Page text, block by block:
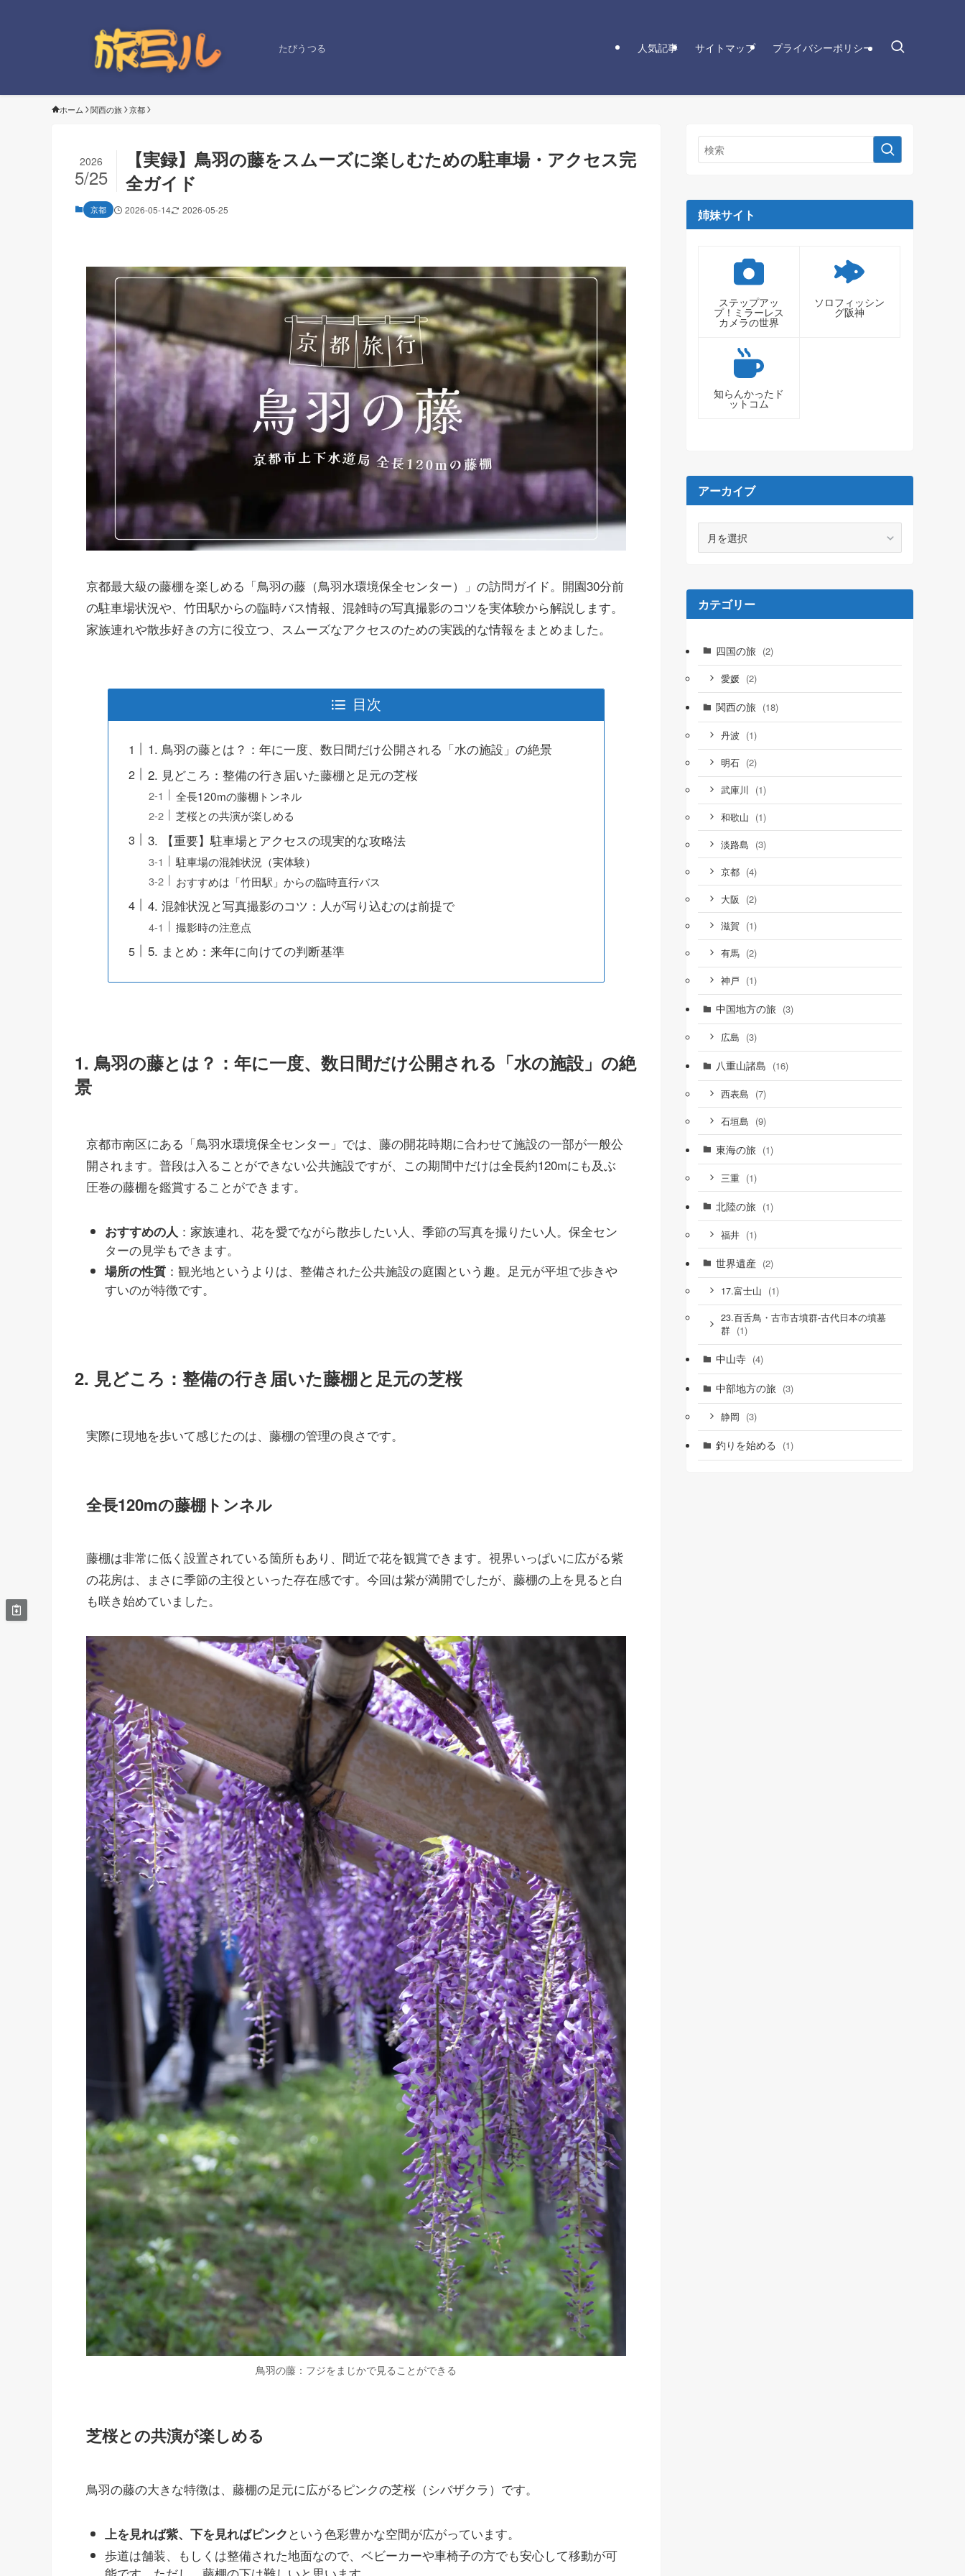
たびうつる 人気記事 サイトマップ プライバシーポリシー
ホーム 関西の旅 京都
【実録】鳥羽の藤をスムーズに楽しむための駐車場・アクセス完
全ガイド
2026
5/25
京都 2026-05-14 2026-05-25
京都最大級の藤棚を楽しめる「鳥羽の藤（鳥羽水環境保全センター）」の訪問ガイド。開園30分前
の駐車場状況や、竹田駅からの臨時バス情報、混雑時の写真撮影のコツを実体験から解説します。
家族連れや散歩好きの方に役立つ、スムーズなアクセスのための実践的な情報をまとめました。
目次
1. 鳥羽の藤とは？：年に一度、数日間だけ公開される「水の施設」の絶景
2. 見どころ：整備の行き届いた藤棚と足元の芝桜
全長120mの藤棚トンネル
芝桜との共演が楽しめる
3. 【重要】駐車場とアクセスの現実的な攻略法
駐車場の混雑状況（実体験）
おすすめは「竹田駅」からの臨時直行バス
4. 混雑状況と写真撮影のコツ：人が写り込むのは前提で
撮影時の注意点
5. まとめ：来年に向けての判断基準
1. 鳥羽の藤とは？：年に一度、数日間だけ公開される「水の施設」の絶
景
京都市南区にある「鳥羽水環境保全センター」では、藤の開花時期に合わせて施設の一部が一般公
開されます。普段は入ることができない公共施設ですが、この期間中だけは全長約120mにも及ぶ
圧巻の藤棚を鑑賞することができます。
おすすめの人 ：家族連れ、花を愛でながら散歩したい人、季節の写真を撮りたい人。保全セン
ターの見学もできます。
場所の性質：観光地というよりは、整備された公共施設の庭園という趣。足元が平坦で歩きや
すいのが特徴です。
2. 見どころ：整備の行き届いた藤棚と足元の芝桜
実際に現地を歩いて感じたのは、藤棚の管理の良さです。
全長120mの藤棚トンネル
藤棚は非常に低く設置されている箇所もあり、間近で花を観賞できます。視界いっぱいに広がる紫
の花房は、まさに季節の主役といった存在感です。今回は紫が満開でしたが、藤棚の上を見ると白
も咲き始めていました。
鳥羽の藤：フジをまじかで見ることができる
芝桜との共演が楽しめる
鳥羽の藤の大きな特徴は、藤棚の足元に広がるピンクの芝桜（シバザクラ）です。
上を見れば紫、下を見ればピンク という色彩豊かな空間が広がっています。
歩道は舗装、もしくは整備された地面なので、ベビーカーや車椅子の方でも安心して移動が可
姉妹サイト
ステップアッ
プ！ミラーレス
カメラの世界
ソロフィッシン
グ阪神
知らんかったド
ットコム
アーカイブ
ブ
カテゴリー
四国の旅 (2)
愛媛 (2)
関西の旅 (18)
丹波 (1)
明石 (2)
武庫川 (1)
和歌山 (1)
淡路島 (3)
京都 (4)
大阪 (2)
滋賀 (1)
有馬 (2)
神戸 (1)
中国地方の旅 (3)
広島 (3)
八重山諸島 (16)
西表島 (7)
石垣島 (9)
東海の旅 (1)
三重 (1)
北陸の旅 (1)
福井 (1)
世界遺産 (2)
17.富士山 (1)
23.百舌鳥・古市古墳群‐古代日本の墳墓
群 (1)
中山寺 (4)
中部地方の旅 (3)
静岡 (3)
釣りを始める (1)